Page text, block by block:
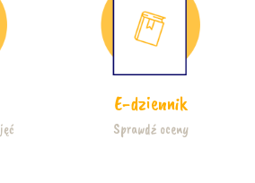
E-dziennik
Sprawdź oceny